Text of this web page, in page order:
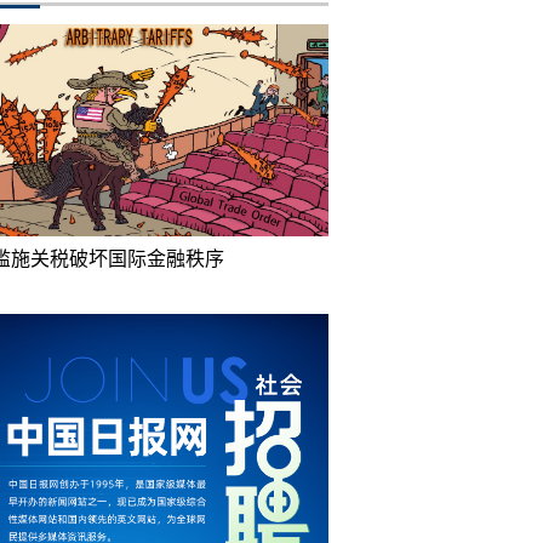
施关税破坏国际金融秩序